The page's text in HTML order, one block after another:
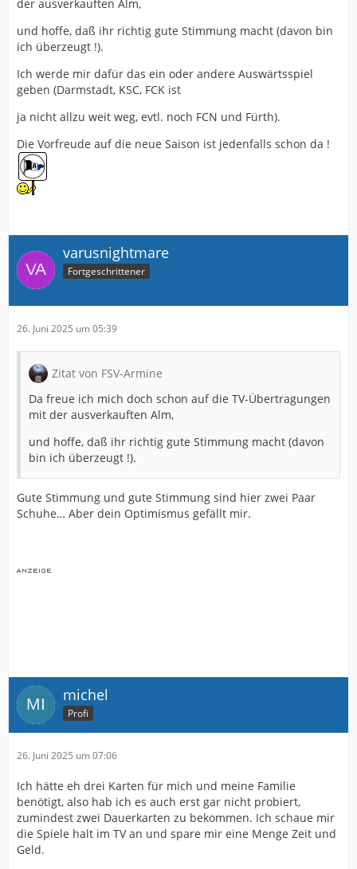
der ausverkauften Alm,
und hoffe, daß ihr richtig gute Stimmung macht (davon bin
ich überzeugt !).
Ich werde mir dafür das ein oder andere Auswärtsspiel
geben (Darmstadt, KSC, FCK ist
ja nicht allzu weit weg, evtl. noch FCN und Fürth).
Die Vorfreude auf die neue Saison ist jedenfalls schon da !
varusnightmare
Fortgeschrittener
26. Juni 2025 um 05:39
Zitat von FSV-Armine
Da freue ich mich doch schon auf die TV-Übertragungen
mit der ausverkauften Alm,
und hoffe, daß ihr richtig gute Stimmung macht (davon
bin ich überzeugt !).
Gute Stimmung und gute Stimmung sind hier zwei Paar
Schuhe… Aber dein Optimismus gefällt mir.
michel
Profi
26. Juni 2025 um 07:06
Ich hätte eh drei Karten für mich und meine Familie
benötigt, also hab ich es auch erst gar nicht probiert,
zumindest zwei Dauerkarten zu bekommen. Ich schaue mir
die Spiele halt im TV an und spare mir eine Menge Zeit und
Geld.